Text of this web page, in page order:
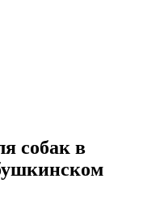
собак в